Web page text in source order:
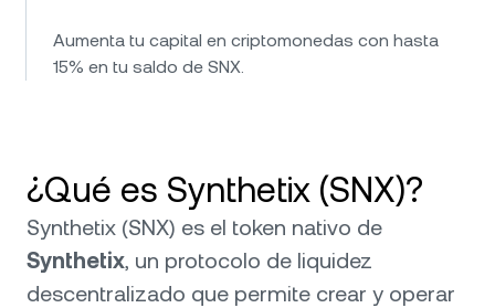
Aumenta tu capital en criptomonedas con hasta
15% en tu saldo de SNX.
¿Qué es Synthetix (SNX)?
Synthetix (SNX) es el token nativo de
Synthetix, un protocolo de liquidez
descentralizado que permite crear y operar